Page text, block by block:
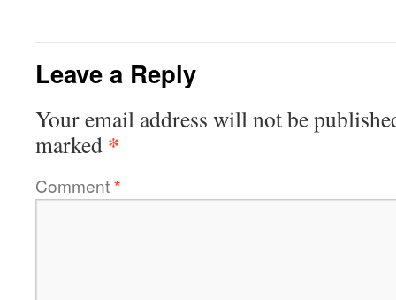
Leave a Reply
Your email address will not be
marked *
Comment*